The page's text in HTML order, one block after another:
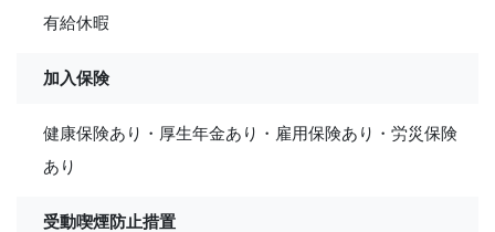
有給休暇
加入保険
健康保険あり・厚生年金あり・雇用保険あり・労災保険
あり
受動喫煙防止措置